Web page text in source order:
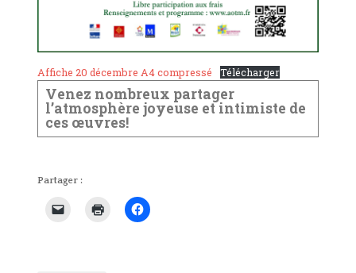
Affiche 20 décembre A4 compressé Télécharger
Venez nombreux partager
l’atmosphère joyeuse et intimiste de
ces œuvres!
Partager :